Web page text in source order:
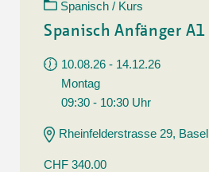
Spanisch / Kurs
Spanisch Anfänger A1
10.08.26 - 14.12.26
Montag
09:30 - 10:30 Uhr
Rheinfelderstrasse 29, Basel
CHF 340.00